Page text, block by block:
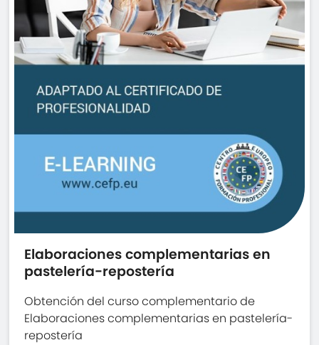
Elaboraciones complementarias en
pastelería-repostería
Obtención del curso complementario de
Elaboraciones complementarias en pastelería-
repostería